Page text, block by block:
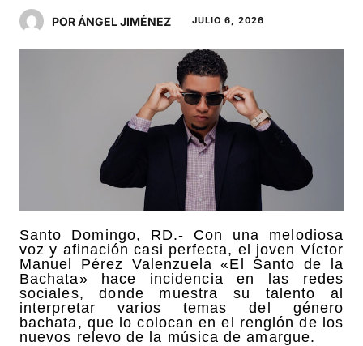
POR ÁNGEL JIMÉNEZ JULIO 6, 2026
Santo Domingo, RD.- Con una melodiosa
voz y afinación casi perfecta, el joven Víctor
Manuel Pérez Valenzuela «El Santo de la
Bachata» hace incidencia en las redes
sociales, donde muestra su talento al
interpretar varios temas del género
bachata, que lo colocan en el renglón de los
nuevos relevo de la música de amargue.